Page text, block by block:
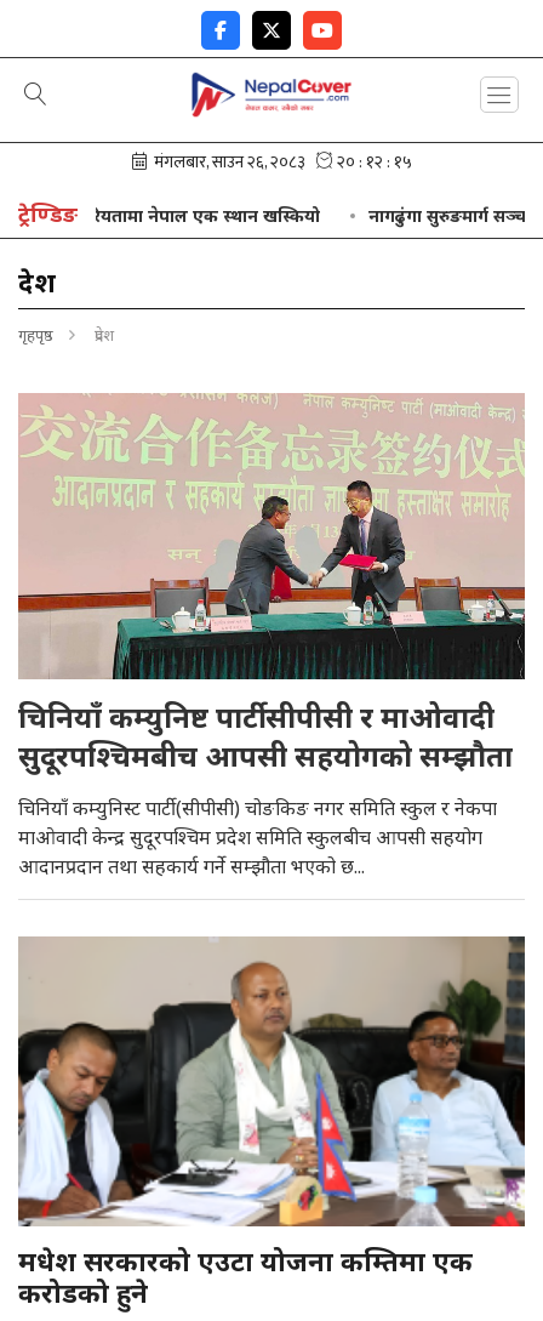
ट्रेण्डिङ
नेपाल एक स्थान खस्कियो नागढुंगा सुरुङमार्ग सञ्चालनमा आउनु
प्रदेश
गृहपृष्ठ प्रदेश
चिनियाँ कम्युनिष्ट पार्टी सीपीसी र माओवादी
सुदूरपश्चिमबीच आपसी सहयोगको सम्झौता
चिनियाँ कम्युनिस्ट पार्टी (सीपीसी) चोङकिङ नगर समिति स्कुल र नेकपा
माओवादी केन्द्र सुदूरपश्चिम प्रदेश समिति स्कुलबीच आपसी सहयोग
आदानप्रदान तथा सहकार्य गर्ने सम्झौता भएको छ...
मधेश सरकारको एउटा योजना कम्तिमा एक
करोडको हुने